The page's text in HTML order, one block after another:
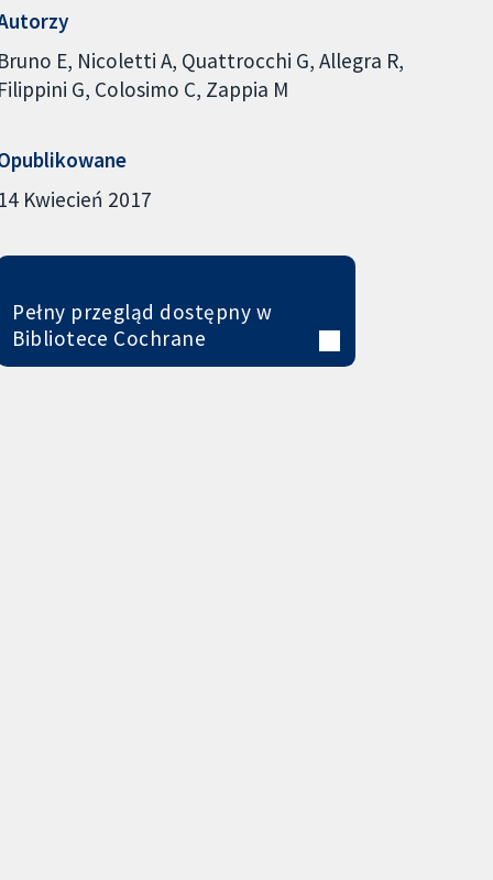
E Nicoletti A Quattrocchi G Allegra R
G Colosimo C Zappia M
Kwiecień 2017
Pełny przegląd dostępny w
Bibliotece Cochrane